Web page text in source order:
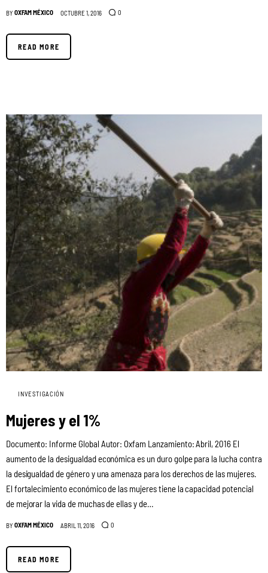
BY OXFAM MÉXICO OCTUBRE 1, 2016 0
READ MORE
INVESTIGACIÓN
Mujeres y el 1%
Documento: Informe Global Autor: Oxfam Lanzamiento: Abril, 2016 El
aumento de la desigualdad económica es un duro golpe para la lucha contra
la desigualdad de género y una amenaza para los derechos de las mujeres.
El fortalecimiento económico de las mujeres tiene la capacidad potencial
de mejorar la vida de muchas de ellas y de…
BY OXFAM MÉXICO ABRIL 11, 2016 0
READ MORE